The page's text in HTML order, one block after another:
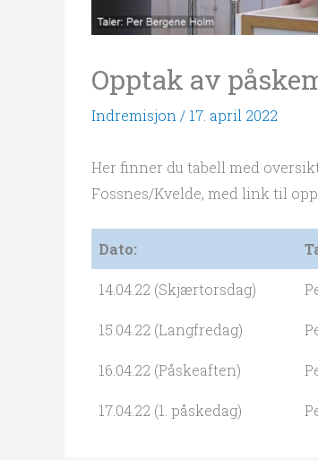
Opptak av
Indremisjon / 17. april 2022
Her finner du tabell med
Fossnes/Kvelde, med link til
Dato:
14.04.22 (Skjærtorsdag)
15.04.22 (Langfredag)
16.04.22 (Påskeaften)
17.04.22 (1. påskedag)